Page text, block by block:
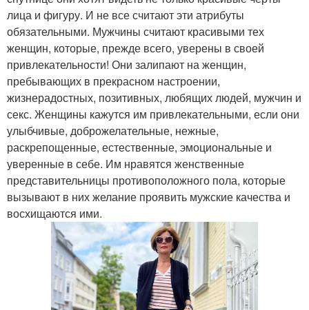
лица и фигуру. И не все считают эти атрибуты
обязательными. Мужчины считают красивыми тех
женщин, которые, прежде всего, уверены в своей
привлекательности! Они залипают на женщин,
пребывающих в прекрасном настроении,
жизнерадостных, позитивных, любящих людей, мужчин и
секс. Женщины кажутся им привлекательными, если они
улыбчивые, доброжелательные, нежные,
раскрепощенные, естественные, эмоциональные и
уверенные в себе. Им нравятся женственные
представительницы противоположного пола, которые
вызывают в них желание проявить мужские качества и
восхищаются ими.